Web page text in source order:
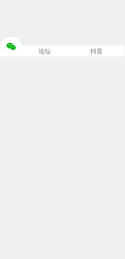
论坛 抖音